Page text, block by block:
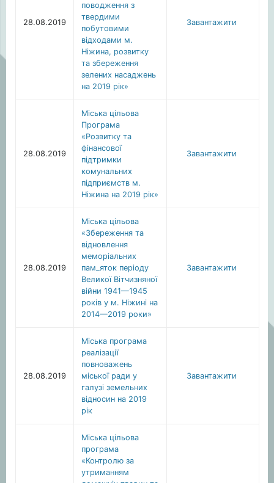
28.08.2019
поводження з
твердими
побутовими
відходами м.
Ніжина, розвитку
та збереження
зелених насаджень
на 2019 рік»
Завантажити
28.08.2019
Міська цільова
Програма
«Розвитку та
фінансової
підтримки
комунальних
підприємств м.
Ніжина на 2019 рік»
Завантажити
28.08.2019
Міська цільова
«Збереження та
відновлення
меморіальних
пам_яток періоду
Великої Вітчизняної
війни 1941—1945
років у м. Ніжині на
2014—2019 роки»
Завантажити
28.08.2019
Міська програма
реалізації
повноважень
міської ради у
галузі земельних
відносин на 2019
рік
Завантажити
Міська цільова
програма
«Контролю за
утриманням